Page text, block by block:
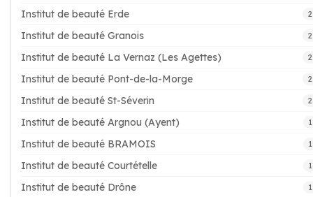
Institut de beauté Erde 2
Institut de beauté Granois 2
Institut de beauté La Vernaz (Les Agettes) 2
Institut de beauté Pont-de-la-Morge 2
Institut de beauté St-Séverin 2
Institut de beauté Argnou (Ayent) 1
Institut de beauté BRAMOIS 1
Institut de beauté Courtételle 1
Institut de beauté Drône 1